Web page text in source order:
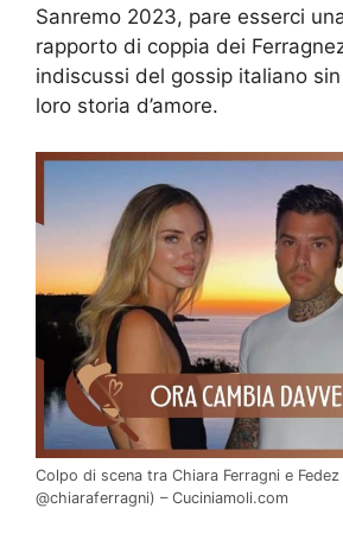
Sanremo 2023, pare esserci
rapporto di coppia dei
indiscussi del gossip italiano
loro storia d’amore.
Colpo di scena tra Chiara Ferragni e Fedez
@chiaraferragni) – Cuciniamoli.com